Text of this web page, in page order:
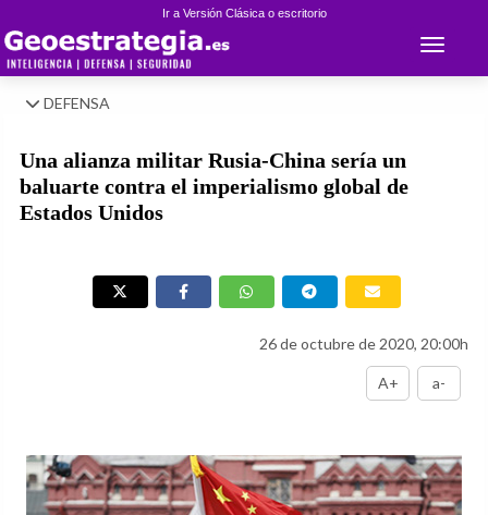
Ir a Versión Clásica o escritorio
Toggle
DEFENSA
Una alianza militar Rusia-China sería un
baluarte contra el imperialismo global de
Estados Unidos
26 de octubre de 2020, 20:00h
A+ a-